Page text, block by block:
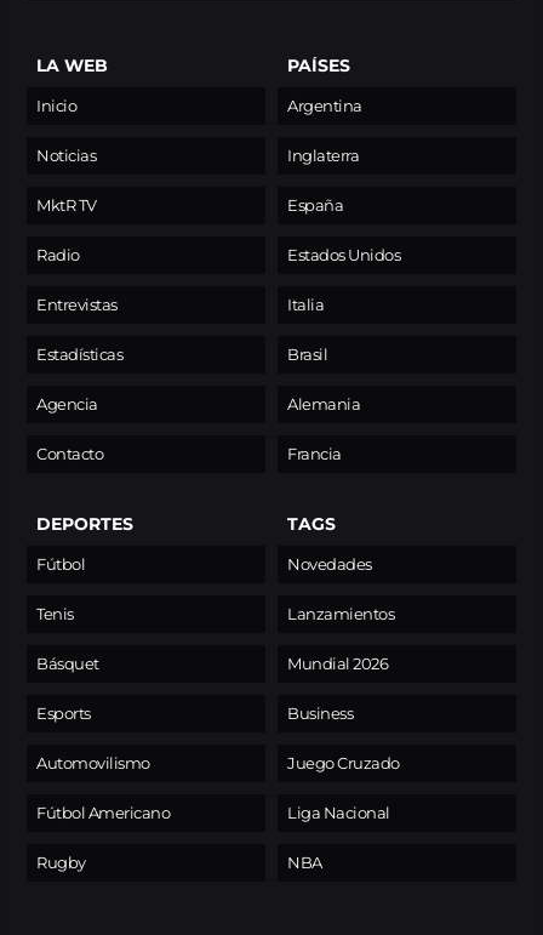
LA WEB
Inicio
Noticias
MktR TV
Radio
Entrevistas
Estadísticas
Agencia
Contacto
PAÍSES
Argentina
Inglaterra
España
Estados Unidos
Italia
Brasil
Alemania
Francia
DEPORTES
Fútbol
Tenis
Básquet
Esports
Automovilismo
Fútbol Americano
Rugby
TAGS
Novedades
Lanzamientos
Mundial 2026
Business
Juego Cruzado
Liga Nacional
NBA